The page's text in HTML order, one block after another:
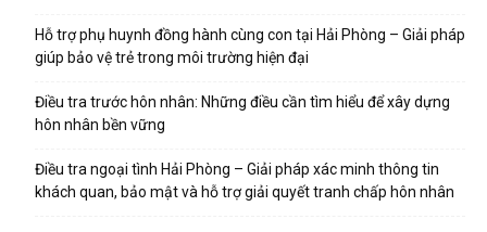
Hỗ trợ phụ huynh đồng hành cùng con tại Hải Phòng – Giải pháp
giúp bảo vệ trẻ trong môi trường hiện đại
Điều tra trước hôn nhân: Những điều cần tìm hiểu để xây dựng
hôn nhân bền vững
Điều tra ngoại tình Hải Phòng – Giải pháp xác minh thông tin
khách quan, bảo mật và hỗ trợ giải quyết tranh chấp hôn nhân